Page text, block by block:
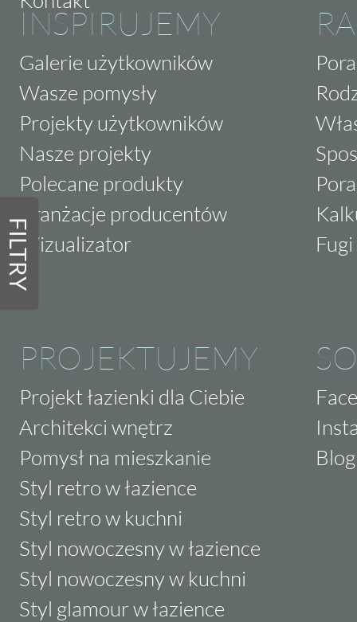
FILTRY
INSPIRUJEMY
Galerie użytkowników
Wasze pomysły
Projekty użytkowników
Nasze projekty
Polecane produkty
Aranżacje producentów
Wizualizator
PROJEKTUJEMY
Projekt łazienki dla Ciebie
Architekci wnętrz
Pomysł na mieszkanie
Styl retro w łazience
Styl retro w kuchni
Styl nowoczesny w łazience
Styl nowoczesny w kuchni
Styl glamour w łazience
Blog